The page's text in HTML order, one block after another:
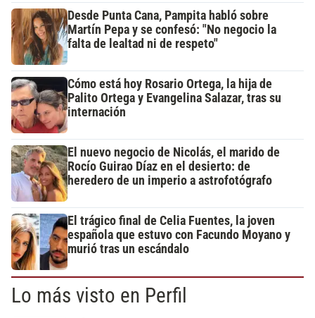
Desde Punta Cana, Pampita habló sobre
Martín Pepa y se confesó: "No negocio la
falta de lealtad ni de respeto"
Cómo está hoy Rosario Ortega, la hija de
Palito Ortega y Evangelina Salazar, tras su
internación
El nuevo negocio de Nicolás, el marido de
Rocío Guirao Díaz en el desierto: de
heredero de un imperio a astrofotógrafo
El trágico final de Celia Fuentes, la joven
española que estuvo con Facundo Moyano y
murió tras un escándalo
Lo más visto en Perfil